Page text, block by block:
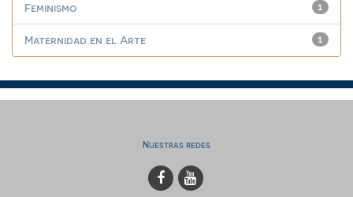
1
Feminismo
1
Maternidad en el Arte
Nuestras redes